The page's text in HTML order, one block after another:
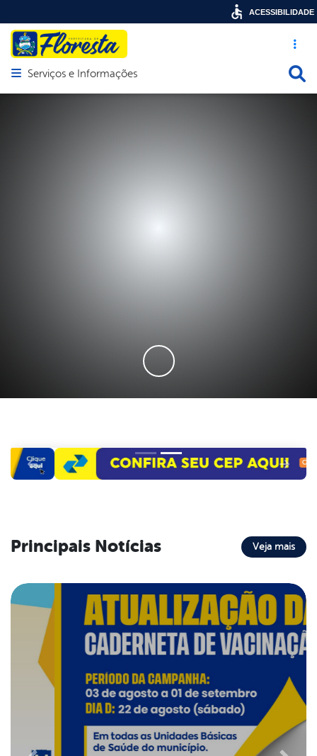
Acesso
Abrir menu principal de navegação
Serviços e Informações
Principais Notícias Veja mais
ACESSIBILIDADE